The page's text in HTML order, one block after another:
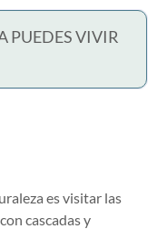
PUEDES VIVIR
es visitar las
cascadas y